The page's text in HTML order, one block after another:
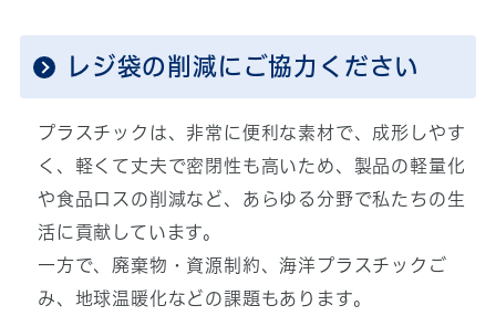
レジ袋の削減にご協力ください
プラスチックは、非常に便利な素材で、成形しやす
く、軽くて丈夫で密閉性も高いため、製品の軽量化
や食品ロスの削減など、あらゆる分野で私たちの生
活に貢献しています。
一方で、廃棄物・資源制約、海洋プラスチックご
み、地球温暖化などの課題もあります。